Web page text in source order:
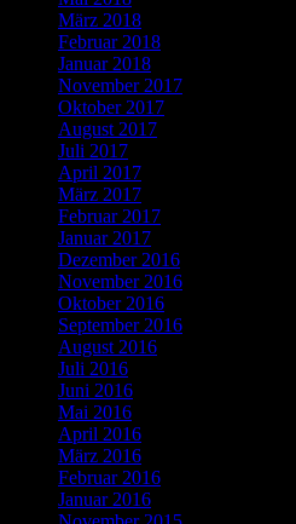
März 2018
Februar 2018
Januar 2018
November 2017
Oktober 2017
August 2017
Juli 2017
April 2017
März 2017
Februar 2017
Januar 2017
Dezember 2016
November 2016
Oktober 2016
September 2016
August 2016
Juli 2016
Juni 2016
Mai 2016
April 2016
März 2016
Februar 2016
Januar 2016